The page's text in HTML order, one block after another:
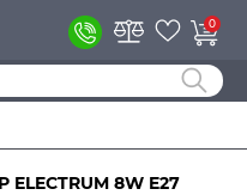
0
8W E27